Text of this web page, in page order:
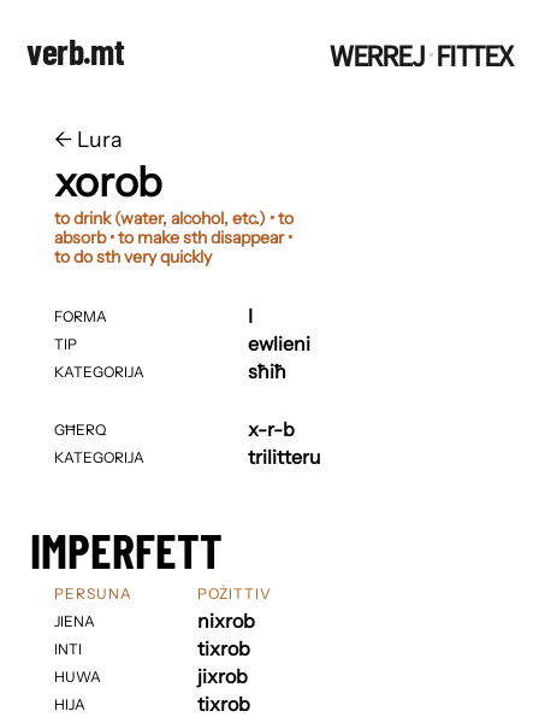
verb.mt WERREJ·FITTEX
← ​​Lura
xorob
to drink (water, alcohol, etc.) • to
absorb • to make sth disappear •
to do sth very quickly
FORMA
TIP
KATEGORIJA
GĦERQ
KATEGORIJA
I
ewlieni
sħiħ
x-r-b
trilitteru
IMPERFETT
PERSUNA
JIENA
INTI
HUWA
HIJA
POŻITTIV
nixrob
tixrob
jixrob
tixrob